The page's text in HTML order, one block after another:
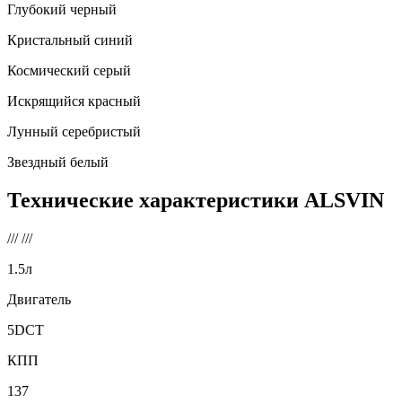
Глубокий черный
Кристальный синий
Космический серый
Искрящийся красный
Лунный серебристый
Звездный белый
Технические характеристики ALSVIN
/// ///
1.5л
Двигатель
5DCT
КПП
137